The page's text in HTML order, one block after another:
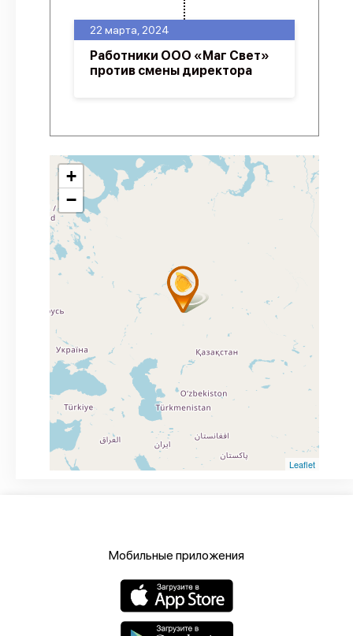
22 марта, 2024
Работники ООО «Маг Свет»
против смены директора
+
−
Leaflet
Мобильные приложения